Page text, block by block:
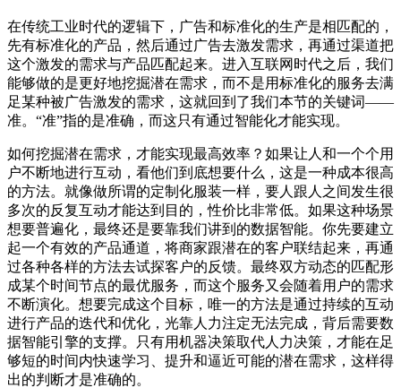
在传统工业时代的逻辑下，广告和标准化的生产是相匹配的，
先有标准化的产品，然后通过广告去激发需求，再通过渠道把
这个激发的需求与产品匹配起来。进入互联网时代之后，我们
能够做的是更好地挖掘潜在需求，而不是用标准化的服务去满
足某种被广告激发的需求，这就回到了我们本节的关键词——
准。“准”指的是准确，而这只有通过智能化才能实现。
如何挖掘潜在需求，才能实现最高效率？如果让人和一个个用
户不断地进行互动，看他们到底想要什么，这是一种成本很高
的方法。就像做所谓的定制化服装一样，要人跟人之间发生很
多次的反复互动才能达到目的，性价比非常低。如果这种场景
想要普遍化，最终还是要靠我们讲到的数据智能。你先要建立
起一个有效的产品通道，将商家跟潜在的客户联结起来，再通
过各种各样的方法去试探客户的反馈。最终双方动态的匹配形
成某个时间节点的最优服务，而这个服务又会随着用户的需求
不断演化。想要完成这个目标，唯一的方法是通过持续的互动
进行产品的迭代和优化，光靠人力注定无法完成，背后需要数
据智能引擎的支撑。只有用机器决策取代人力决策，才能在足
够短的时间内快速学习、提升和逼近可能的潜在需求，这样得
出的判断才是准确的。